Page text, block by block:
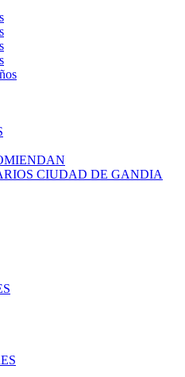
CIUDAD DE GANDIA